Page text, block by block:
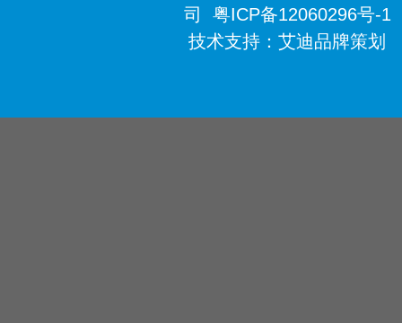
司 粤ICP备12060296号-1
技术支持： 艾迪品牌策划